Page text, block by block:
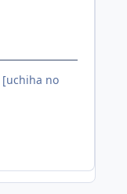
[uchiha no